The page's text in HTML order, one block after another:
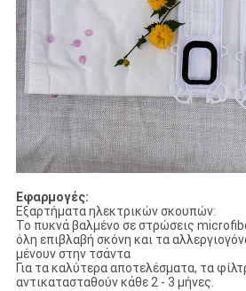
Εφαρμογές:
Εξαρτήματα ηλεκτρικών σκουπών:
Το πυκνά βαλμένο σε στρώσεις
όλη επιβλαβή σκόνη και τα
μένουν στην τσάντα
Για τα καλύτερα αποτελέσματα, τα
αντικατασταθούν κάθε 2 - 3 μήνες.